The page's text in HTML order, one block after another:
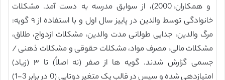
و همکاران، 2000)، از سوابق مدرسه به دست آمد. مشکلات
خانوادگی توسط والدین در پاییز سال اول و با استفاده از ۹ گویه:
مرگ والدین، جدایی طولانی مدت والدین، مشکلات ازدواج، طلاق،
مشکلات مالی، مصرف مواد، مشکلات حقوقی و مشکلات ذهنی /
جسمی گزارش شدند. گویه ها از صفر (نه اصلاً) تا ۳ (زیاد)
امتیازدهی شده و سپس در قالب یک متغیر دوتایی (0 در برابر 3-1)